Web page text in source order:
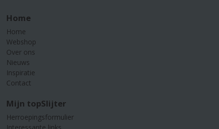
Home
Home
Webshop
Over ons
Nieuws
Inspiratie
Contact
Mijn topSlijter
Herroepingsformulier